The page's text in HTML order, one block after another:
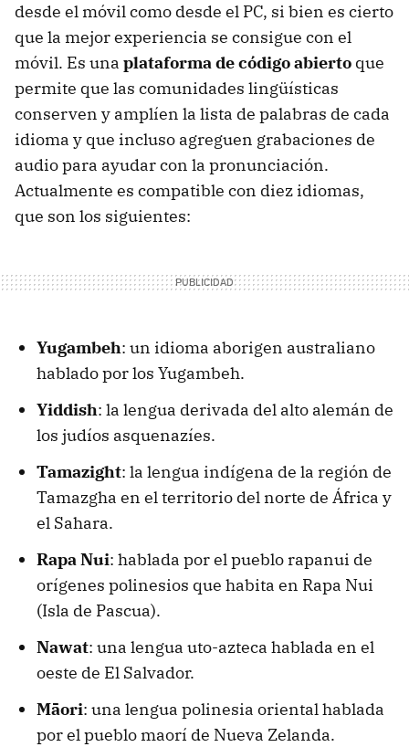
desde el móvil como desde el PC, si bien es cierto
que la mejor experiencia se consigue con el
móvil. Es una plataforma de código abierto que
permite que las comunidades lingüísticas
conserven y amplíen la lista de palabras de cada
idioma y que incluso agreguen grabaciones de
audio para ayudar con la pronunciación.
Actualmente es compatible con diez idiomas,
que son los siguientes:
Yugambeh: un idioma aborigen australiano
hablado por los Yugambeh.
Yiddish: la lengua derivada del alto alemán de
los judíos asquenazíes.
Tamazight: la lengua indígena de la región de
Tamazgha en el territorio del norte de África y
el Sahara.
Rapa Nui: hablada por el pueblo rapanui de
orígenes polinesios que habita en Rapa Nui
(Isla de Pascua).
Nawat: una lengua uto-azteca hablada en el
oeste de El Salvador.
Māori: una lengua polinesia oriental hablada
por el pueblo maorí de Nueva Zelanda.